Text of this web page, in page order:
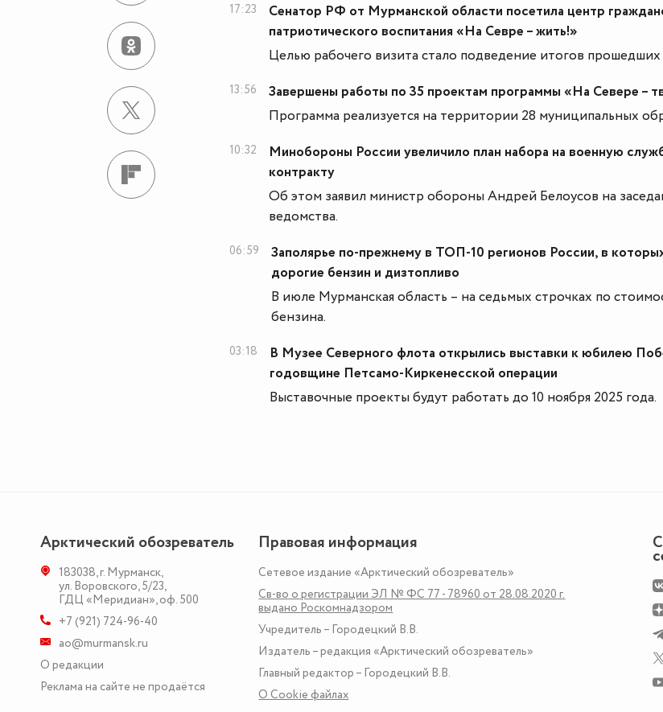
17:23
Сенатор РФ от Мурманской области посетила центр
патриотического воспитания «На Севре – жить!»
Целью рабочего визита стало подведение итогов
13:56
Завершены работы по 35 проектам программы «На Севере –
Программа реализуется на территории 28 муниципальных
10:32
Минобороны России увеличило план набора на военную
контракту
Об этом заявил министр обороны Андрей Белоусов на
ведомства.
06:59
Заполярье по-прежнему в ТОП-10 регионов России, в
дорогие бензин и дизтопливо
В июле Мурманская область – на седьмых строчках по
бензина.
03:18
В Музее Северного флота открылись выставки к юбилею
годовщине Петсамо-Киркенесской операции
Выставочные проекты будут работать до 10 ноября 2025 года.
Арктический обозреватель
183038,г. Мурманск,
ул. Воровского, 5/23,
ГДЦ «Меридиан», оф. 500
+7 (921) 724-96-40
ao@murmansk.ru
О редакции
Реклама на сайте не продаётся
Правовая информация
Сетевое издание «Арктический обозреватель»
Св-во о регистрации ЭЛ № ФС 77 - 78960 от 28.08.2020 г.
выдано Роскомнадзором
Учредитель – Городецкий В.В.
Издатель – редакция «Арктический обозреватель»
Главный редактор – Городецкий В.В.
О Сookie файлах